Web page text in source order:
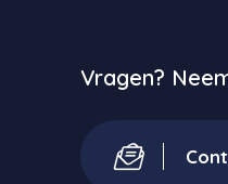
Vragen?